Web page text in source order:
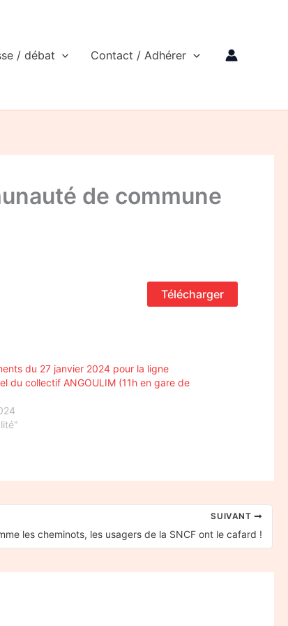
/ débat Contact / Adhérer
de commune
Télécharger
du 27 janvier 2024 pour la ligne
du collectif ANGOULIM (11h en gare de
SUIVANT
les cheminots, les usagers de la SNCF ont le cafard !